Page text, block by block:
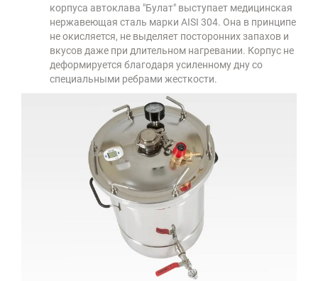
корпуса автоклава "Булат" выступает медицинская
нержавеющая сталь марки AISI 304. Она в принципе
не окисляется, не выделяет посторонних запахов и
вкусов даже при длительном нагревании. Корпус не
деформируется благодаря усиленному дну со
специальными ребрами жесткости.